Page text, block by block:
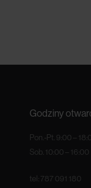
Godziny
Pon.-Pt. 9:00 –
Sob. 10:00 – 16:00
tel: 787 091 180